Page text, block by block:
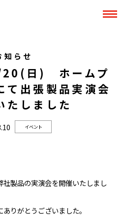
知らせ
日) ホームプ
て出張製品実演会
たしました
イベント
製品の実演会を開催いたしまし
りがとうございました。